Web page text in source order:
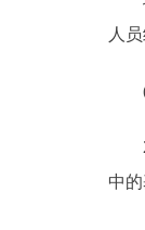
人
(
中